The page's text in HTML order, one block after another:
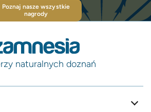
Poznaj nasze wszystkie
nagrody
naturalnych doznań